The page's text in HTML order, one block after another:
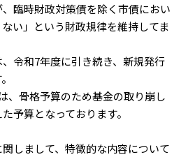
臨時財政対策債を除く市債におい
い」という財政規律を維持してま
令和7年度に引き続き、新規発行
、骨格予算のため基金の取り崩し
予算となっております。
しまして、特徴的な内容について